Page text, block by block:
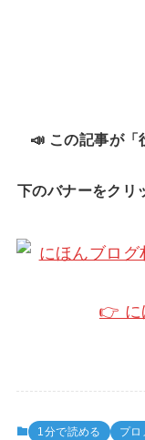
📣 この記事が「
下のバナーをクリ
👉 に
1分で読める プロ